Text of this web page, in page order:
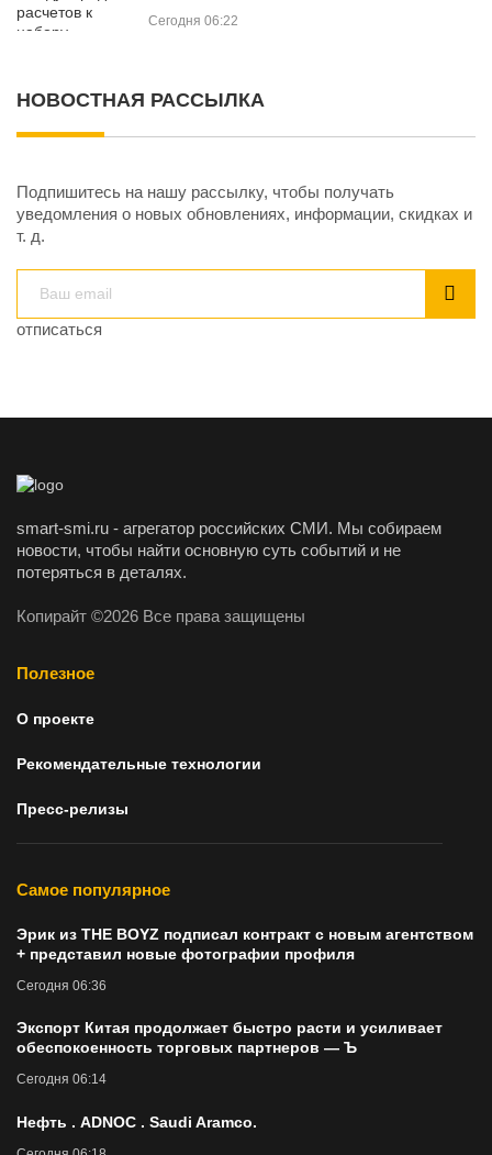
Сегодня 06:22
НОВОСТНАЯ РАССЫЛКА
Подпишитесь на нашу рассылку, чтобы получать
уведомления о новых обновлениях, информации, скидках и
т. д.
отписаться
smart-smi.ru - агрегатор российских СМИ. Мы собираем
новости, чтобы найти основную суть событий и не
потеряться в деталях.
Копирайт ©2026 Все права защищены
Полезное
О проекте
Рекомендательные технологии
Пресс-релизы
Самое популярное
Эрик из THE BOYZ подписал контракт с новым агентством
+ представил новые фотографии профиля
Сегодня 06:36
Экспорт Китая продолжает быстро расти и усиливает
обеспокоенность торговых партнеров — Ъ
Сегодня 06:14
Нефть . ADNOC . Saudi Aramco.